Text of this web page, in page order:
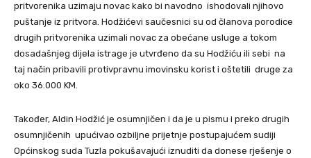
pritvorenika uzimaju novac kako bi navodno ishodovali njihovo
puštanje iz pritvora. Hodžićevi saučesnici su od članova porodice
drugih pritvorenika uzimali novac za obećane usluge a tokom
dosadašnjeg dijela istrage je utvrđeno da su Hodžiću ili sebi na
taj način pribavili protivpravnu imovinsku korist i oštetili druge za
oko 36.000 KM.
Također, Aldin Hodžić je osumnjičen i da je u pismu i preko drugih
osumnjičenih upućivao ozbiljne prijetnje postupajućem sudiji
Općinskog suda Tuzla pokušavajući iznuditi da donese rješenje o